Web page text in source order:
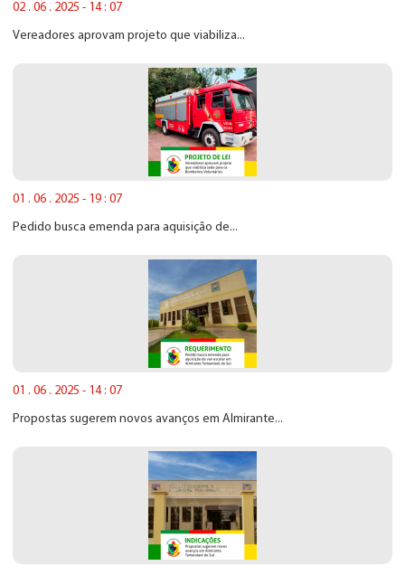
02 . 06 . 2025 - 14 : 07
Vereadores aprovam projeto que viabiliza...
01 . 06 . 2025 - 19 : 07
Pedido busca emenda para aquisição de...
01 . 06 . 2025 - 14 : 07
Propostas sugerem novos avanços em Almirante...